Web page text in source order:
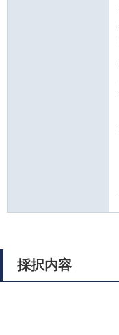
採択内容